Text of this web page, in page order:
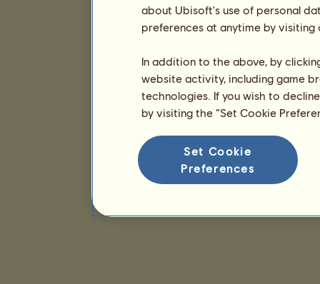
about Ubisoft's use of personal
preferences at anytime by
In addition to the above, by
website activity, including game
technologies. If you wish to
by visiting the “Set Cookie
Set Cookie
Preferences